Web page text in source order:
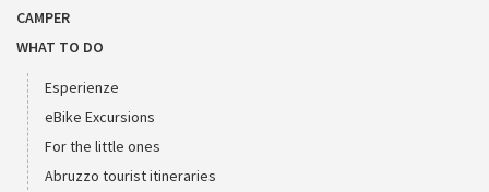
CAMPER
WHAT TO DO
Esperienze
eBike Excursions
For the little ones
Abruzzo tourist itineraries